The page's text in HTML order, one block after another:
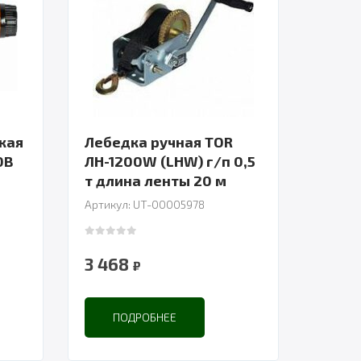
Лебедка ручная TOR
ЛН-1200W (LHW) г/п 0,5
т длина ленты 20 м
Артикул: UT-00005978
3 468 ₽
ПОДРОБНЕЕ